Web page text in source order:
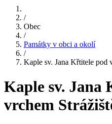
/
Obec
/
Památky v obci a okolí
/
Kaple sv. Jana Křtitele
Kaple sv. Jana
vrchem